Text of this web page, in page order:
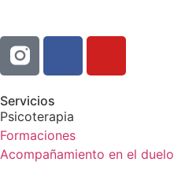
Servicios
Psicoterapia
Formaciones
Acompañamiento en el duelo